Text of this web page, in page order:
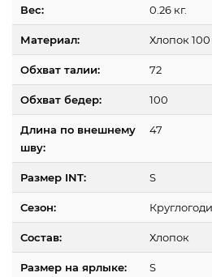
Вес: 0.26 кг.
Материал: Хлопок 100
Обхват талии: 72
Обхват бедер: 100
Длина по внешнему
шву:
47
Размер INT: S
Сезон:
Состав: Хлопок
Размер на ярлыке: S